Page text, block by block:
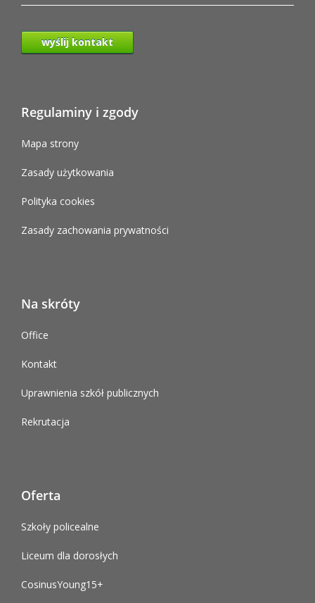
wyślij kontakt
Regulaminy i zgody
Mapa strony
Zasady użytkowania
Polityka cookies
Zasady zachowania prywatności
Na skróty
Office
Kontakt
Uprawnienia szkół publicznych
Rekrutacja
Oferta
Szkoły policealne
Liceum dla dorosłych
CosinusYoung15+